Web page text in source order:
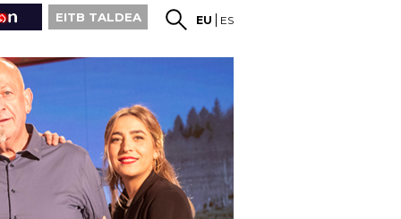
EITB TALDEA EU ES